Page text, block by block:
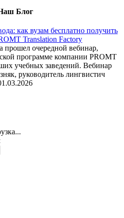
Блог
как вузам бесплатно получить
Translation Factory
прошел очередной вебинар,
программе компании PROMT
учебных заведений. Вебинар
руководитель лингвистич